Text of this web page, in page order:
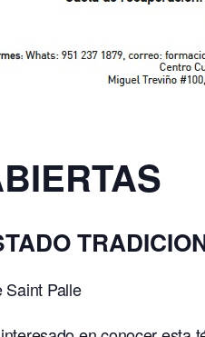
Saint Palle